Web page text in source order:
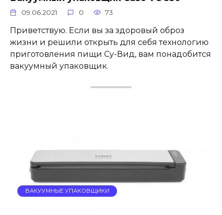
09.06.2021 0 73
Приветствую. Если вы за здоровый оброз
жизни и решили открыть для себя технологию
приготовления пищи Су-Вид, вам понадобится
вакуумный упаковщик.
ВАКУУМНЫЕ УПАКОВЩИКИ